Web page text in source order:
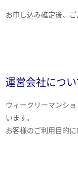
お申し込み確定後、
運営会社につい
ウィークリーマンシ
います。
お客様のご利用目的